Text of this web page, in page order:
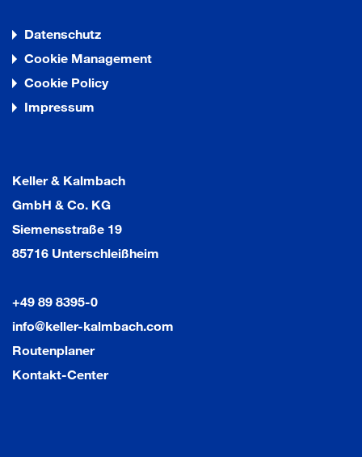
Datenschutz
Cookie Management
Cookie Policy
Impressum
Keller & Kalmbach
GmbH & Co. KG
Siemensstraße 19
85716 Unterschleißheim
+49 89 8395-0
info@keller-kalmbach.com
Routenplaner
Kontakt-Center